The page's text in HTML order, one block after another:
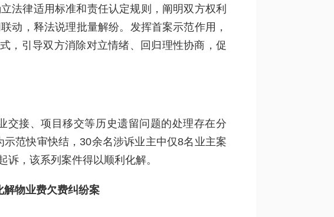
法律适用标准和责任认定规则，阐明双方权利
动，释法说理批量解纷。发挥首案示范作用，
，引导双方消除对立情绪、回归理性协商，促
交接、项目移交等历史遗留问题的处理存在分
范快审快结，30余名涉诉业主中仅8名业主案
，该系列案件得以顺利化解。
解物业费欠费纠纷案